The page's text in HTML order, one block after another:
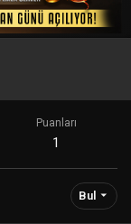
Puanları
1
Bul